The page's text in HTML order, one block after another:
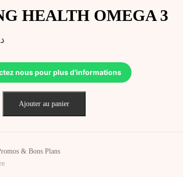
HEALTH OMEGA 3
nous pour plus d'informations
Ajouter au panier
& Bons Plans